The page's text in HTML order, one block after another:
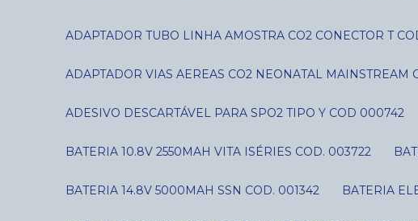
ADAPTADOR TUBO LINHA AMOSTRA CO2 CONECTOR T
ADAPTADOR VIAS AEREAS CO2 NEONATAL MAINSTREAM
ADESIVO DESCARTÁVEL PARA SPO2 TIPO Y COD 000742
BATERIA 10.8V 2550MAH VITA ISÉRIES COD. 003722
BATERIA 14.8V 5000MAH SSN COD. 001342 BATERIA